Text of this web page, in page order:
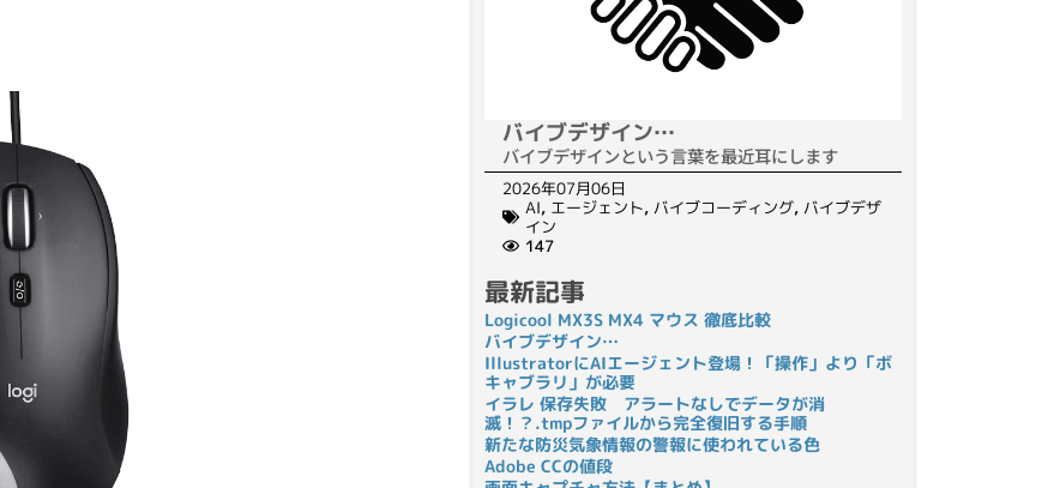
バイブデザイン…
バイブデザインという言葉を最近耳にします
2026年07月06日
AI, エージェント,バイブコーディング,バイブデザ
イン
147
最新記事
Logicool MX3S MX4 マウス 徹底比較
バイブデザイン…
IllustratorにAIエージェント登場！「操作」より「ボ
キャブラリ」が必要
イラレ 保存失敗 アラートなしでデータが消
滅！？.tmpファイルから完全復旧する手順
新たな防災気象情報の警報に使われている色
Adobe CCの値段